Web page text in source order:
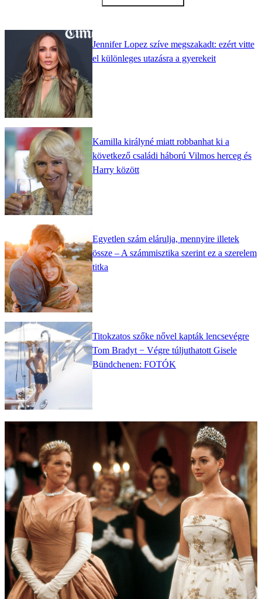
Jennifer Lopez szíve megszakadt: ezért vitte
el különleges utazásra a gyerekeit
Kamilla királyné miatt robbanhat ki a
következő családi háború Vilmos herceg és
Harry között
Egyetlen szám elárulja, mennyire illetek
össze – A számmisztika szerint ez a szerelem
titka
Titokzatos szőke nővel kapták lencsevégre
Tom Bradyt − Végre túljuthatott Gisele
Bündchenen: FOTÓK